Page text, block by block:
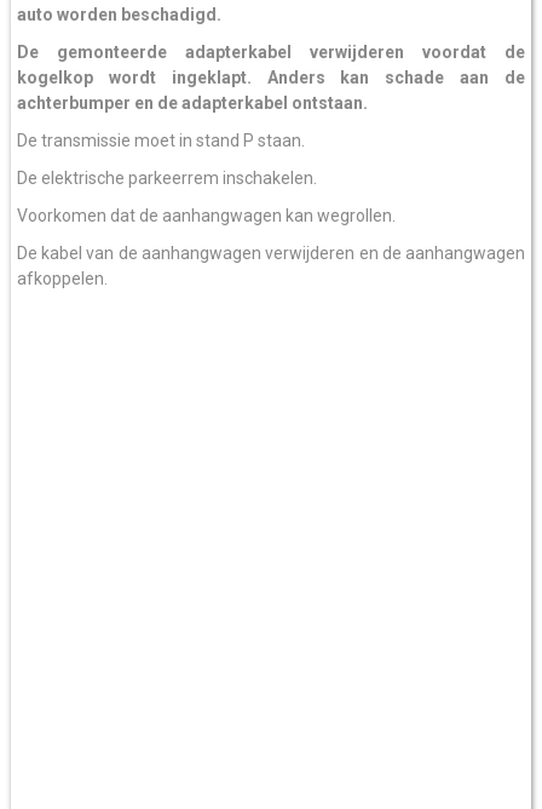
auto worden beschadigd.
De gemonteerde adapterkabel verwijderen voordat de
kogelkop wordt ingeklapt. Anders kan schade aan de
achterbumper en de adapterkabel ontstaan.
De transmissie moet in stand P staan.
De elektrische parkeerrem inschakelen.
Voorkomen dat de aanhangwagen kan wegrollen.
De kabel van de aanhangwagen verwijderen en de aanhangwagen
afkoppelen.